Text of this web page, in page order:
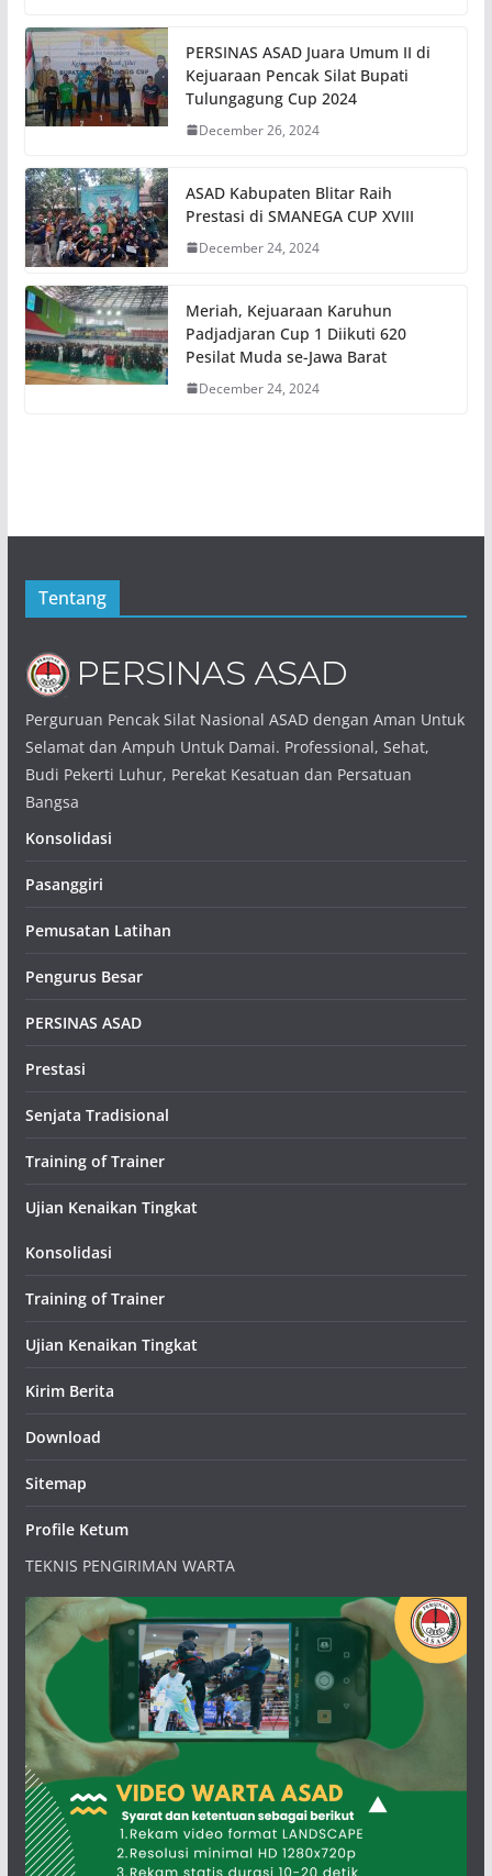
PERSINAS ASAD Juara Umum II di
Kejuaraan Pencak Silat Bupati
Tulungagung Cup 2024
December 26, 2024
ASAD Kabupaten Blitar Raih
Prestasi di SMANEGA CUP XVIII
December 24, 2024
Meriah, Kejuaraan Karuhun
Padjadjaran Cup 1 Diikuti 620
Pesilat Muda se-Jawa Barat
December 24, 2024
Tentang
Perguruan Pencak Silat Nasional ASAD dengan Aman Untuk
Selamat dan Ampuh Untuk Damai. Professional, Sehat,
Budi Pekerti Luhur, Perekat Kesatuan dan Persatuan
Bangsa
Konsolidasi
Pasanggiri
Pemusatan Latihan
Pengurus Besar
PERSINAS ASAD
Prestasi
Senjata Tradisional
Training of Trainer
Ujian Kenaikan Tingkat
Konsolidasi
Training of Trainer
Ujian Kenaikan Tingkat
Kirim Berita
Download
Sitemap
Profile Ketum
TEKNIS PENGIRIMAN WARTA